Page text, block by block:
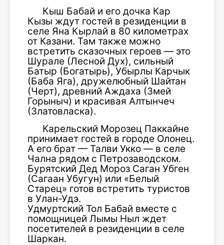
Кыш Бабай и его дочка Кар
Кызы ждут гостей в резиденции в
селе Яна Кырлай в 80 километрах
от Казани. Там также можно
встретить сказочных героев — это
Шурале (Лесной Дух), сильный
Батыр (Богатырь), Убырлы Карчык
(Баба Яга), дружелюбный Шайтан
(Черт), древний Аждаха (Змей
Горыныч) и красивая Алтынчеч
(Златовласка).
Карельский Морозец Паккайне
принимает гостей в городе Олонец.
А его брат — Талви Укко — в селе
Чална рядом с Петрозаводском.
Бурятский Дед Мороз Саган Убген
(Сагаан Убугун) или «Белый
Старец» готов встретить туристов
в Улан-Удэ.
Удмуртский Тол Бабай вместе с
помощницей Лымы Ныл ждет
посетителей в резиденции в селе
Шаркан.